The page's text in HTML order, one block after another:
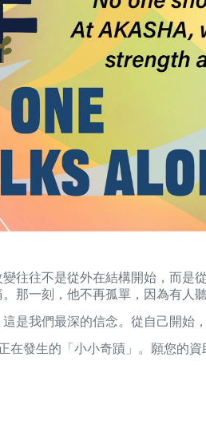
往往不是從外在結構開始，而
那一刻，他不再孤單，因為有人
是我們最深的信念。從自己開始
發生的「小小奇蹟」。願您的資